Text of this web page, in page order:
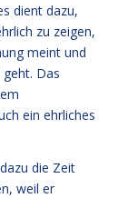
dient dazu,
zu zeigen,
meint und
Das
ein ehrliches
die Zeit
weil er